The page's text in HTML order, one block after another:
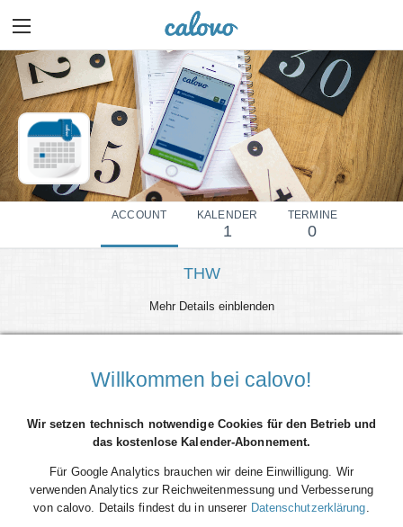
ACCOUNT KALENDER
1
TERMINE
0
THW
Mehr Details einblenden
Willkommen bei calovo!
Wir setzen technisch notwendige Cookies für den Betrieb und
das kostenlose Kalender-Abonnement.
Für Google Analytics brauchen wir deine Einwilligung. Wir
verwenden Analytics zur Reichweitenmessung und Verbesserung
von calovo. Details findest du in unserer Datenschutzerklärung